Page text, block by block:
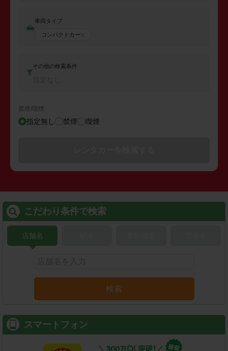
車両タイプ
コンパクトカー
その他の検索条件
禁煙/喫煙
指定無し 禁煙 喫煙
こだわり条件で検索
店舗名
検索
スマートフォン